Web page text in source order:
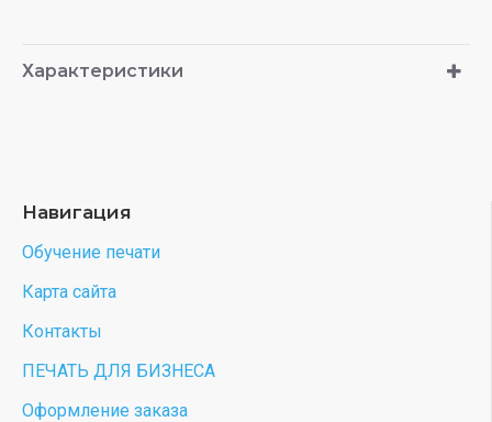
Характеристики
Навигация
Обучение печати
Карта сайта
Контакты
ПЕЧАТЬ ДЛЯ БИЗНЕСА
Оформление заказа